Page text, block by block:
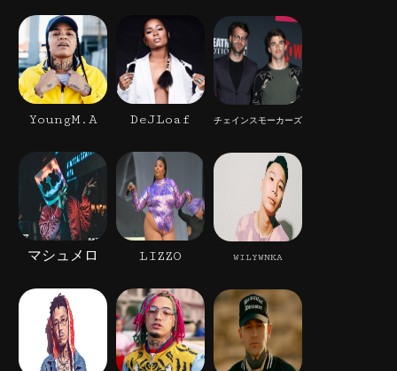
YoungM.A DeJLoaf チェインスモーカーズ
マシュメロ LIZZO WILYWNKA